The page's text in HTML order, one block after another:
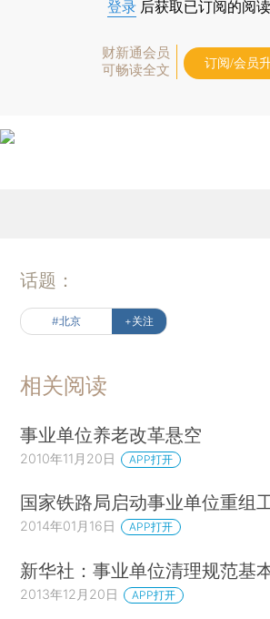
登录 后获取已订阅的阅
财新通会员
可畅读全文
订阅/会员
话题：
#北京 +关注
相关阅读
事业单位养老改革悬空
2010年11月20日 APP打开
国家铁路局启动事业单位重组
2014年01月16日 APP打开
新华社：事业单位清理规范基
2013年12月20日 APP打开